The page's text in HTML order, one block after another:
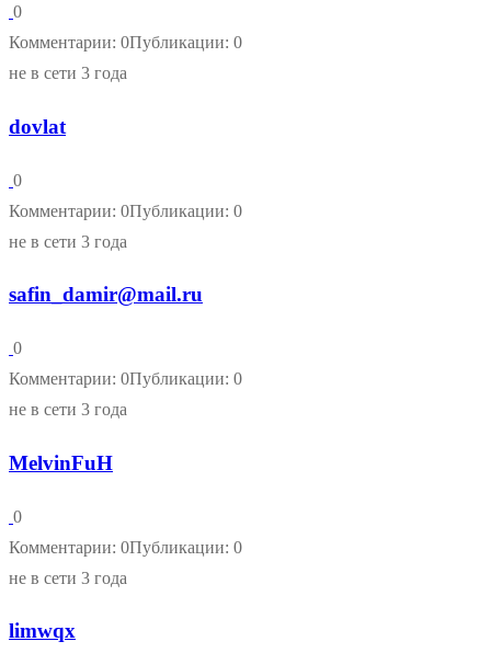
0
Комментарии: 0Публикации: 0
не в сети 3 года
dovlat
0
Комментарии: 0Публикации: 0
не в сети 3 года
safin_damir@mail.ru
0
Комментарии: 0Публикации: 0
не в сети 3 года
MelvinFuH
0
Комментарии: 0Публикации: 0
не в сети 3 года
limwqx